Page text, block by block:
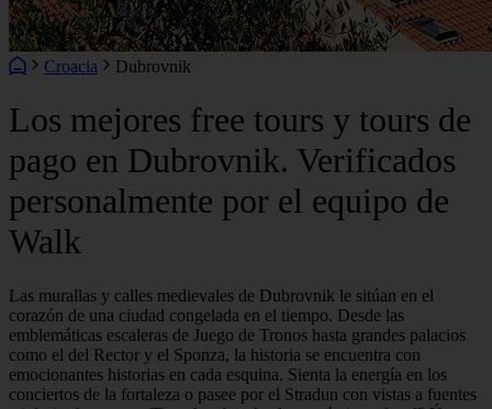
Croacia Dubrovnik
Los mejores free tours y tours de
pago en Dubrovnik. Verificados
personalmente por el equipo de
Walk
Las murallas y calles medievales de Dubrovnik le sitúan en el
corazón de una ciudad congelada en el tiempo. Desde las
emblemáticas escaleras de Juego de Tronos hasta grandes palacios
como el del Rector y el Sponza, la historia se encuentra con
emocionantes historias en cada esquina. Sienta la energía en los
conciertos de la fortaleza o pasee por el Stradun con vistas a fuentes